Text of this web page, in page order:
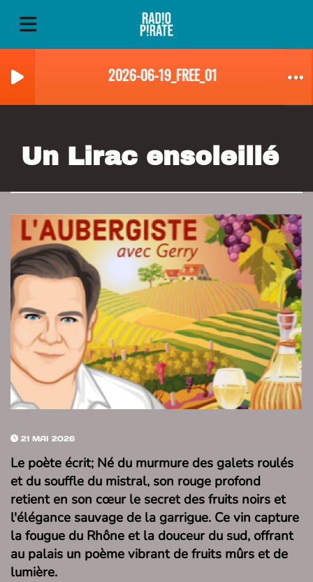
2026-06-
Un Lirac ensoleillé
21 MAI 2026
Le poète écrit; Né du murmure des galets roulés
et du souffle du mistral, son rouge profond
retient en son cœur le secret des fruits noirs et
l'élégance sauvage de la garrigue. Ce vin capture
la fougue du Rhône et la douceur du sud, offrant
au palais un poème vibrant de fruits mûrs et de
lumière.